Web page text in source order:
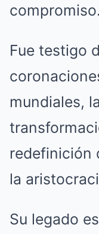
compromiso.
Fue testigo
mundiales,
redefinición
la
Su legado